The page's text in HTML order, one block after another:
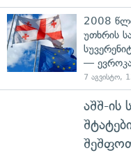
2008
უთხრის
—
7 აგვისტო,
აშშ-ის